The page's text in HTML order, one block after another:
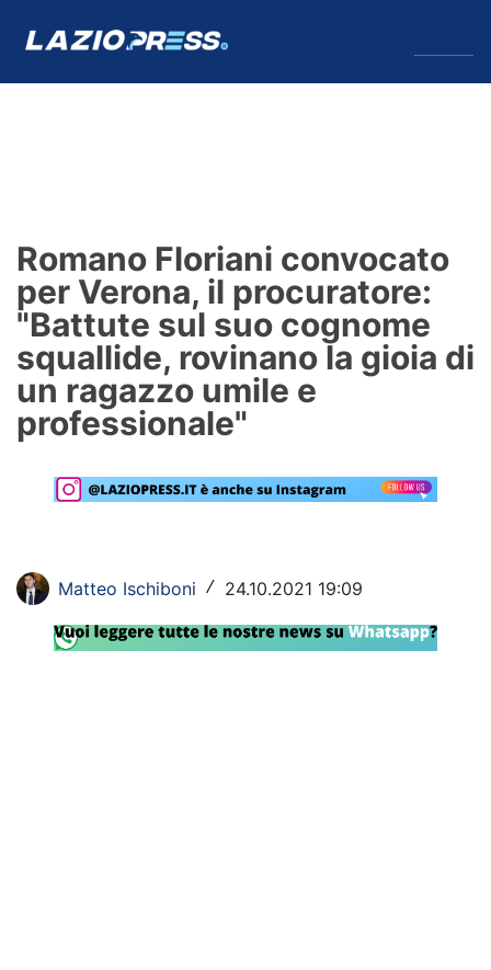
Formello
Infortuni
Primavera
Calciomercato
Lazio Women
Social
Calcio
Romano Floriani convocato
per Verona, il procuratore:
"Battute sul suo cognome
squallide, rovinano la gioia di
un ragazzo umile e
professionale"
Matteo Ischiboni / 24.10.2021 19:09